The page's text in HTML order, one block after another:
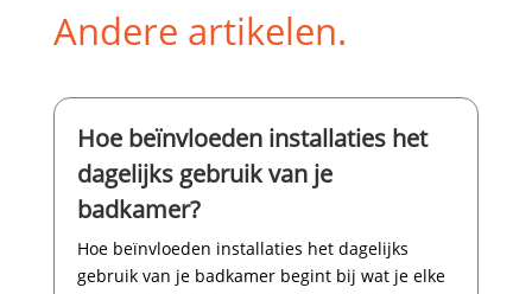
Andere artikelen.
Hoe beïnvloeden installaties het
dagelijks gebruik van je
badkamer?
Hoe beïnvloeden installaties het dagelijks
gebruik van je badkamer begint bij wat je elke